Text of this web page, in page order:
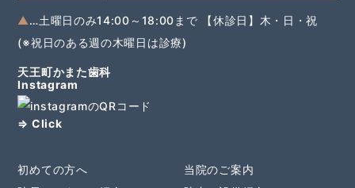
▲…土曜日のみ14:00～18:00まで 【休診日】木・日・祝
(※祝日のある週の木曜日は診療)
天王町かまた歯科
Instagram
⇒ Click
初めての方へ
当院のご案内